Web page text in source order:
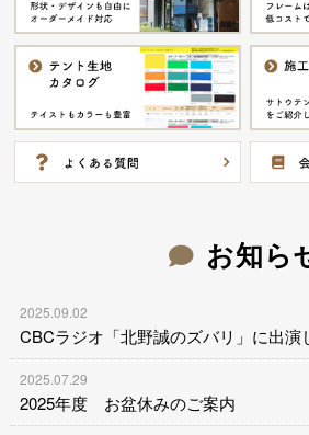
お知ら
2025.09.02
CBCラジオ「北野誠のズバリ」に出演
2025.07.29
2025年度 お盆休みのご案内